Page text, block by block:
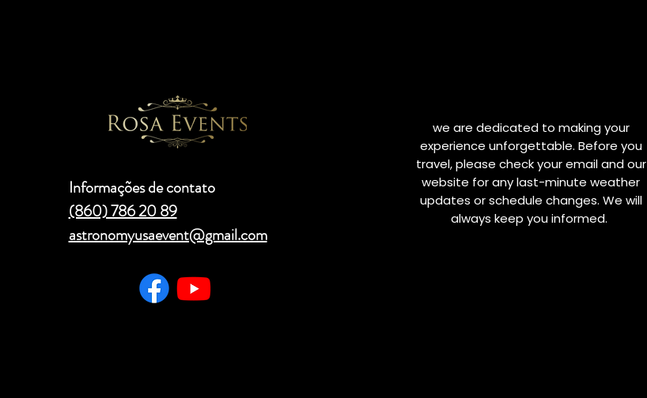
Informações de contato
(860) 786 20 89
astronomyusaevent@gmail.com
we are dedicated to making your
experience unforgettable. Before you
travel, please check your email and our
website for any last-minute weather
updates or schedule changes. We will
always keep you informed.